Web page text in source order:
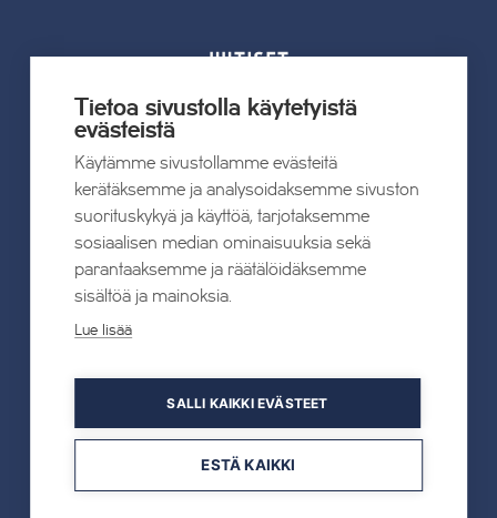
UUTISET
Kaikki uutiset
22.07.2026
Tahkon Talviteatterissa nauretaan
suomalaiselle arjelle
Lue lisää
TAHKOcom palkittiin Vuoden Digiyrityksenä
Tietoa sivustolla käytetyistä
evästeistä
Käytämme sivustollamme evästeitä
kerätäksemme ja analysoidaksemme sivuston
suorituskykyä ja käyttöä, tarjotaksemme
sosiaalisen median ominaisuuksia sekä
parantaaksemme ja räätälöidäksemme
sisältöä ja mainoksia.
Lue lisää
SALLI KAIKKI EVÄSTEET
ESTÄ KAIKKI